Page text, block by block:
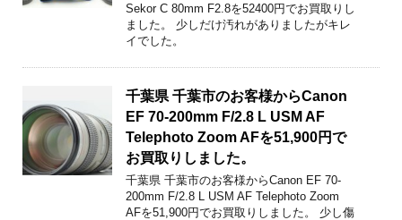
Sekor C 80mm F2.8を52400円でお買取りし
ました。 少しだけ汚れがありましたがキレ
イでした。
千葉県 千葉市のお客様からCanon
EF 70-200mm F/2.8 L USM AF
Telephoto Zoom AFを51,900円で
お買取りしました。
千葉県 千葉市のお客様からCanon EF 70-
200mm F/2.8 L USM AF Telephoto Zoom
AFを51,900円でお買取りしました。 少し傷